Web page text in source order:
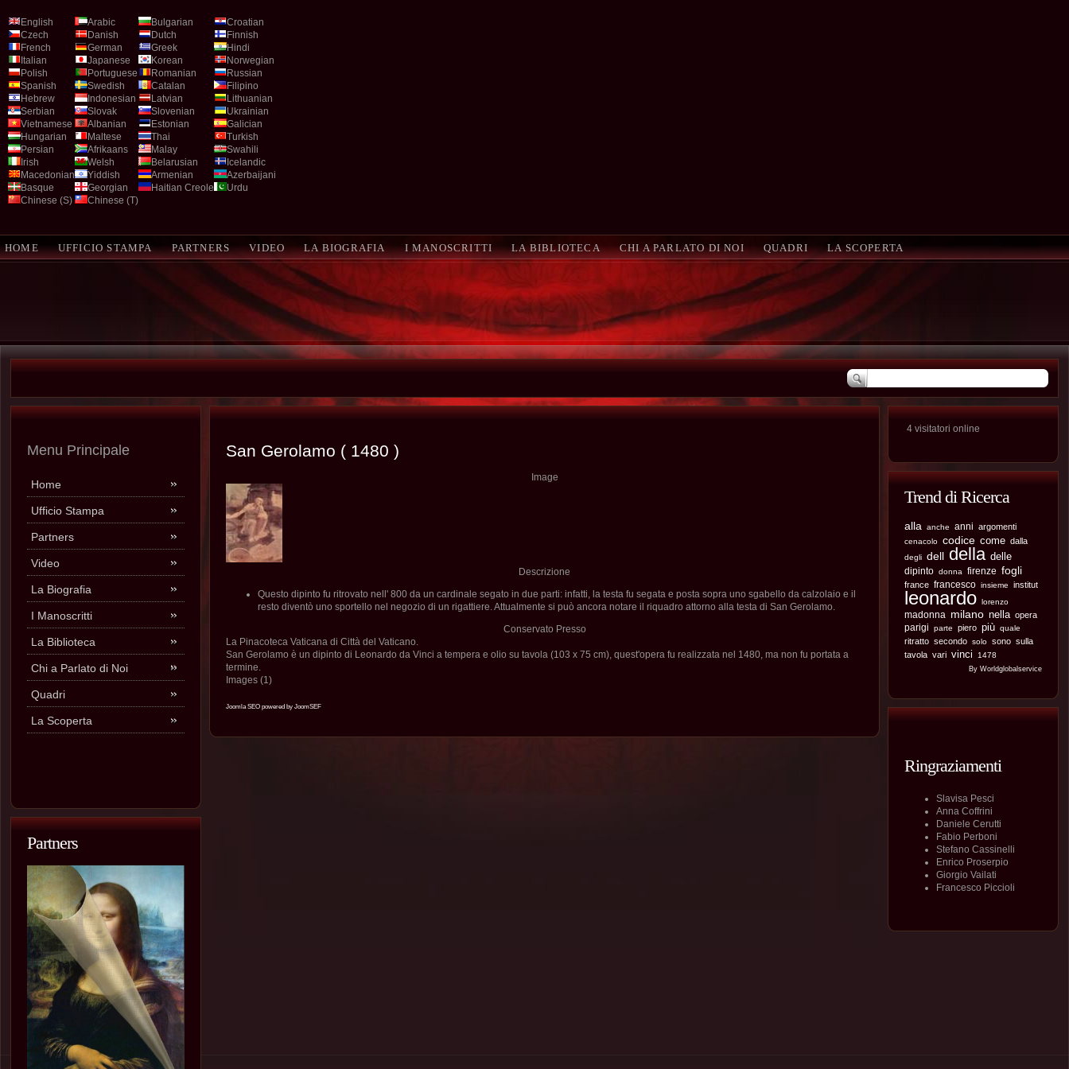
English Arabic Bulgarian
Croatian
Czech
Danish Dutch
Finnish
French
German Greek
Hindi
Italian
Japanese Korean
Norwegian
Polish
Portuguese Romanian
Russian
Spanish
Swedish Catalan
Filipino
Hebrew
Indonesian Latvian
Lithuanian
Serbian
Slovak Slovenian
Ukrainian
Vietnamese
Albanian Estonian
Galician
Hungarian
Maltese Thai
Turkish
Persian
Afrikaans Malay
Swahili
Irish
Welsh Belarusian
Icelandic
Macedonian
Yiddish Armenian
Azerbaijani
Basque
Georgian Haitian Creole
Urdu
Chinese (S)
Chinese (T)
HOME UFFICIO STAMPA PARTNERS VIDEO LA BIOGRAFIA I MANOSCRITTI LA BIBLIOTECA CHI A PARLATO DI NOI QUADRI LA SCOPERTA
4 visitatori online
Trend di Ricerca
alla anche anni argomenti
cenacolo codice come dalla
degli dell della delle
dipinto donna firenze fogli
france francesco insieme institut
leonardo lorenzo
madonna milano nella opera
parigi parte piero più quale
ritratto secondo solo sono sulla
tavola vari vinci 1478
By Worldglobalservice
Ringraziamenti
Slavisa Pesci
Anna Coffrini
Daniele Cerutti
Fabio Perboni
Stefano Cassinelli
Enrico Proserpio
Giorgio Vailati
Francesco Piccioli
Menu Principale
Home
Ufficio Stampa
Partners
Video
La Biografia
I Manoscritti
La Biblioteca
Chi a Parlato di Noi
Quadri
La Scoperta
Partners
San Gerolamo ( 1480 )
Image
Descrizione
Questo dipinto fu ritrovato nell' 800 da un cardinale segato in due parti: infatti, la testa fu segata e posta sopra uno sgabello da calzolaio e il
resto diventò uno sportello nel negozio di un rigattiere. Attualmente si può ancora notare il riquadro attorno alla testa di San Gerolamo.
Conservato Presso
La Pinacoteca Vaticana di Città del Vaticano.
San Gerolamo è un dipinto di Leonardo da Vinci a tempera e olio su tavola (103 x 75 cm), quest'opera fu realizzata nel 1480, ma non fu portata a
termine.
Images (1)
Joomla SEO powered by JoomSEF